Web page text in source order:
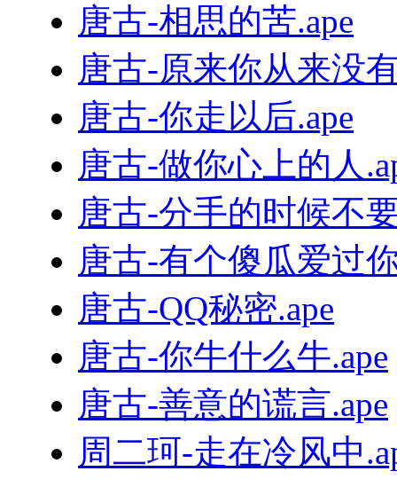
唐古-相思的苦.ape
唐古-原来你从来没
唐古-你走以后.ape
唐古-做你心上的人
唐古-分手的时候不
唐古-有个傻瓜爱过
唐古-QQ秘密.ape
唐古-你牛什么牛.ape
唐古-善意的谎言.ape
周二珂-走在冷风中